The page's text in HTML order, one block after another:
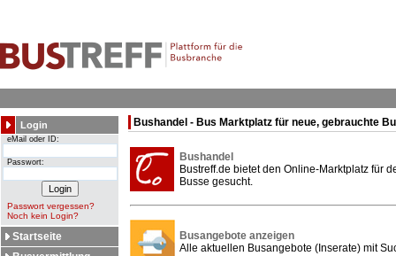
Login
eMail oder ID:
Passwort:
Passwort vergessen?
Noch kein Login?
Startseite
Bushandel - Bus Marktplatz für neue, gebrauchte
Bushandel
Bustreff.de bietet den Online-Marktplatz für
Busse gesucht.
Busangebote anzeigen
Alle aktuellen Busangebote (Inserate) mit